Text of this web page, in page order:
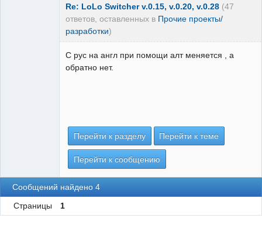
Re: LoLo Switcher v.0.15, v.0.20, v.0.28 (47
ответов, оставленных в Прочие проекты/
разработки)
С рус на англ при помощи алт меняется , а
обратно нет.
Перейти к разделу Перейти к теме
Перейти к сообщению
Сообщений найдено 4
Страницы 1